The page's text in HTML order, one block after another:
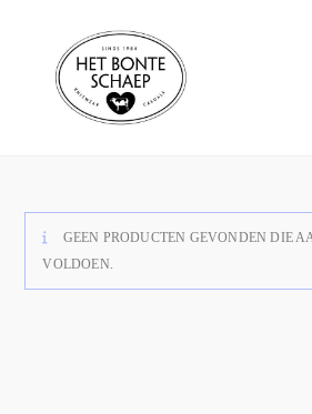
GEEN PRODUCTEN GEVONDEN DIE
VOLDOEN.